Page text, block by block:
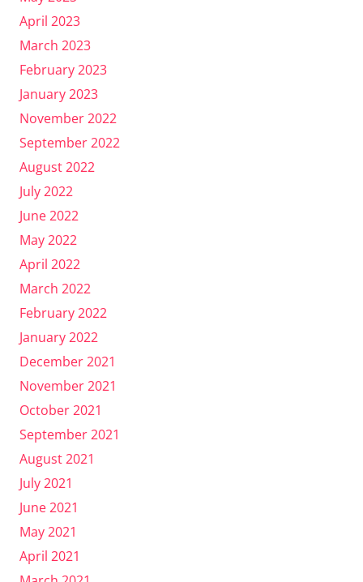
April 2023
March 2023
February 2023
January 2023
November 2022
September 2022
August 2022
July 2022
June 2022
May 2022
April 2022
March 2022
February 2022
January 2022
December 2021
November 2021
October 2021
September 2021
August 2021
July 2021
June 2021
May 2021
April 2021